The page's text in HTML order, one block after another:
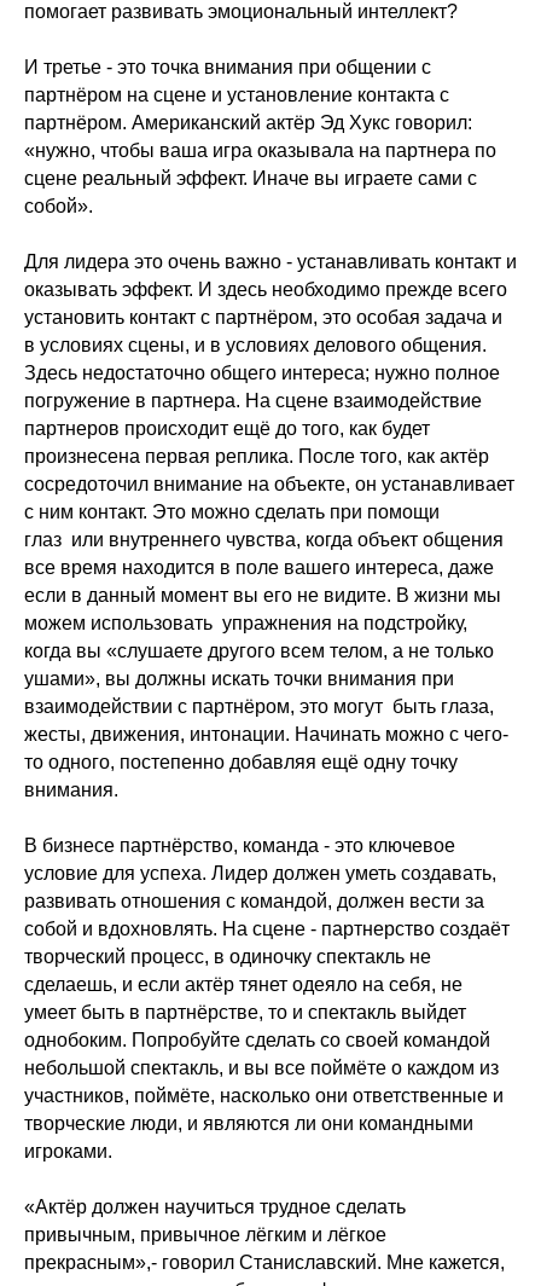
помогает развивать эмоциональный интеллект?
И третье - это точка внимания при общении с
партнёром на сцене и установление контакта с
партнёром. Американский актёр Эд Хукс говорил:
«нужно, чтобы ваша игра оказывала на партнера по
сцене реальный эффект. Иначе вы играете сами с
собой».
Для лидера это очень важно - устанавливать контакт и
оказывать эффект. И здесь необходимо прежде всего
установить контакт с партнёром, это особая задача и
в условиях сцены, и в условиях делового общения.
Здесь недостаточно общего интереса; нужно полное
погружение в партнера. На сцене взаимодействие
партнеров происходит ещё до того, как будет
произнесена первая реплика. После того, как актёр
сосредоточил внимание на объекте, он устанавливает
с ним контакт. Это можно сделать при помощи
глаз или внутреннего чувства, когда объект общения
все время находится в поле вашего интереса, даже
если в данный момент вы его не видите. В жизни мы
можем использовать упражнения на подстройку,
когда вы «слушаете другого всем телом, а не только
ушами», вы должны искать точки внимания при
взаимодействии с партнёром, это могут быть глаза,
жесты, движения, интонации. Начинать можно с чего-
то одного, постепенно добавляя ещё одну точку
внимания.
В бизнесе партнёрство, команда - это ключевое
условие для успеха. Лидер должен уметь создавать,
развивать отношения с командой, должен вести за
собой и вдохновлять. На сцене - партнерство создаёт
творческий процесс, в одиночку спектакль не
сделаешь, и если актёр тянет одеяло на себя, не
умеет быть в партнёрстве, то и спектакль выйдет
однобоким. Попробуйте сделать со своей командой
небольшой спектакль, и вы все поймёте о каждом из
участников, поймёте, насколько они ответственные и
творческие люди, и являются ли они командными
игроками.
«Актёр должен научиться трудное сделать
привычным, привычное лёгким и лёгкое
прекрасным»,- говорил Станиславский. Мне кажется,